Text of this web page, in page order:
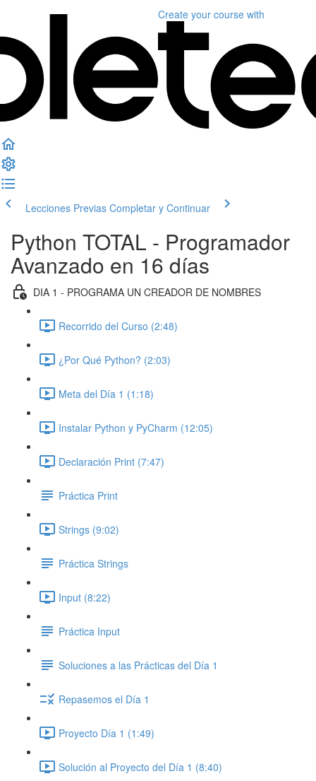
Create your course with
Lecciones Previas Completar y Continuar
Python TOTAL - Programador
Avanzado en 16 días
DIA 1 - PROGRAMA UN CREADOR DE NOMBRES
Recorrido del Curso (2:48)
¿Por Qué Python? (2:03)
Meta del Día 1 (1:18)
Instalar Python y PyCharm (12:05)
Declaración Print (7:47)
Práctica Print
Strings (9:02)
Práctica Strings
Input (8:22)
Práctica Input
Soluciones a las Prácticas del Día 1
Repasemos el Día 1
Proyecto Día 1 (1:49)
Solución al Proyecto del Día 1 (8:40)